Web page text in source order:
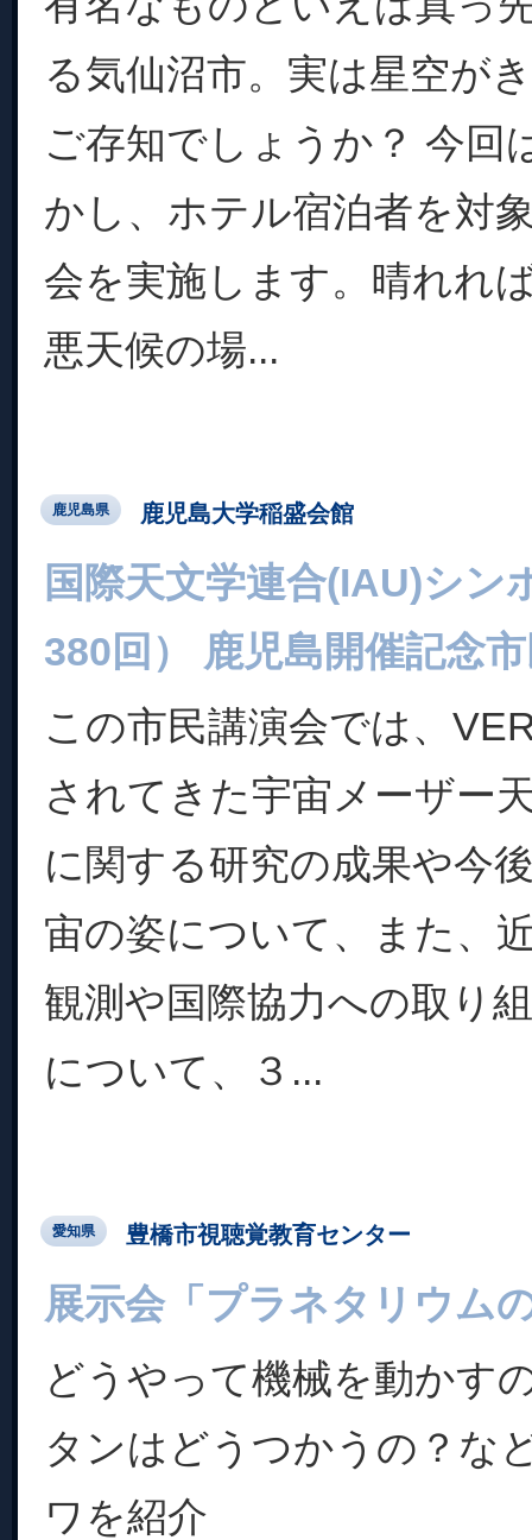
る気仙沼市。実は星空が
ご存知でしょうか？ 今回
かし、ホテル宿泊者を対
会を実施します。晴れれ
悪天候の場...
鹿児島県 鹿児島大学稲盛会館
国際天文学連合(IAU)シン
380回） 鹿児島開催記念
この市民講演会では、
されてきた宇宙メーザー
に関する研究の成果や今
宙の姿について、また、
観測や国際協力への取り
について、３...
愛知県 豊橋市視聴覚教育センター
展示会「プラネタリウム
どうやって機械を動かす
タンはどうつかうの？な
ワを紹介